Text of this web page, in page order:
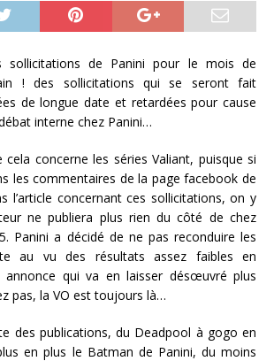
sollicitations de Panini pour le mois de
! des sollicitations qui se seront fait
de longue date et retardées pour cause
interne chez Panini…
concerne les séries Valiant, puisque si
les commentaires de la page facebook de
l’article concernant ces sollicitations, on y
ne publiera plus rien du côté de chez
Panini a décidé de ne pas reconduire les
au vu des résultats assez faibles en
annonce qui va en laisser désœuvré plus
pas, la VO est toujours là…
des publications, du Deadpool à gogo en
en plus le Batman de Panini, du moins